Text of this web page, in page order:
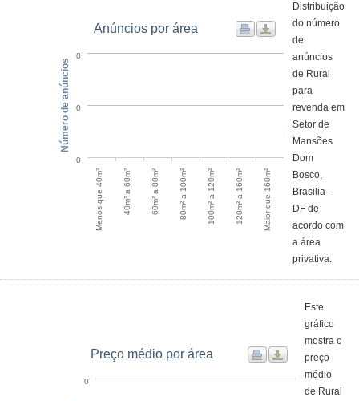
Anúncios por área
Menos que 40m² 40m² a 60m² 60m² a 80m² 80m² a 100m² 100m² a 120m² 120m² a 160m² Maior que 160m²
0
0
0
Número de anúncios
Distribuição
do número
de
anúncios
de Rural
para
revenda em
Setor de
Mansões
Dom
Bosco,
Brasilia -
DF de
acordo com
a área
privativa.
Preço médio por área
0
Este
gráfico
mostra o
preço
médio
de Rural